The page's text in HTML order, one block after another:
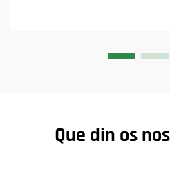
Que din os